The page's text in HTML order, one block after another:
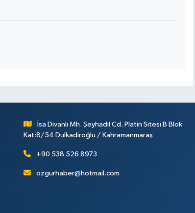
İsa Divanlı Mh. Şeyhadil Cd. Platin Sitesi B Blok
Kat:8/54 Dulkadiroğlu / Kahramanmaraş
+90 538 526 8973
ozgurhaber@hotmail.com